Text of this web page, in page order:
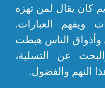
كان يقال لمن تهزه
ويفهم العبارات.
وأذواق الناس هبطت
عن التسلية،
النهم والفضول.